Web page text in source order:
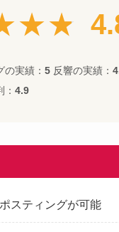
の実績： 5 反響の実績：
4.9
スティングが可能